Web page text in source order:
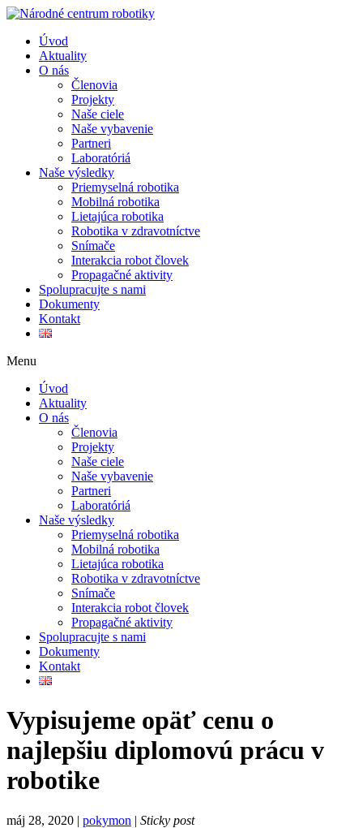
Úvod
Aktuality
O nás
Členovia
Projekty
Naše ciele
Naše vybavenie
Partneri
Laboratóriá
Naše výsledky
Priemyselná robotika
Mobilná robotika
Lietajúca robotika
Robotika v zdravotníctve
Snímače
Interakcia robot človek
Propagačné aktivity
Spolupracujte s nami
Dokumenty
Kontakt
Menu
Úvod
Aktuality
O nás
Členovia
Projekty
Naše ciele
Naše vybavenie
Partneri
Laboratóriá
Naše výsledky
Priemyselná robotika
Mobilná robotika
Lietajúca robotika
Robotika v zdravotníctve
Snímače
Interakcia robot človek
Propagačné aktivity
Spolupracujte s nami
Dokumenty
Kontakt
Vypisujeme opäť cenu o
najlepšiu diplomovú prácu v
robotike
máj 28, 2020 | pokymon | Sticky post